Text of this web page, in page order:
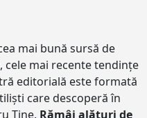
mai bună sursă de
mai recente tendințe
editorială este formată
care descoperă în
Tine. Rămâi alături de